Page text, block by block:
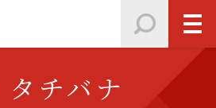
タチバナ